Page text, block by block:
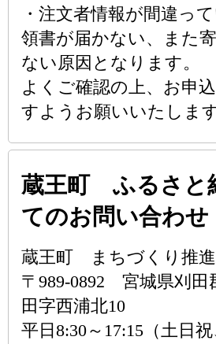
・注文者情報が間違っ
領書が届かない、また
ない原因となります。
よくご確認の上、お申
すようお願いいたします
蔵王町 ふるさと
てのお問い合わせ
蔵王町 まちづくり推
〒989-0892 宮城県刈田
田字西浦北10
平日8:30～17:15（土日